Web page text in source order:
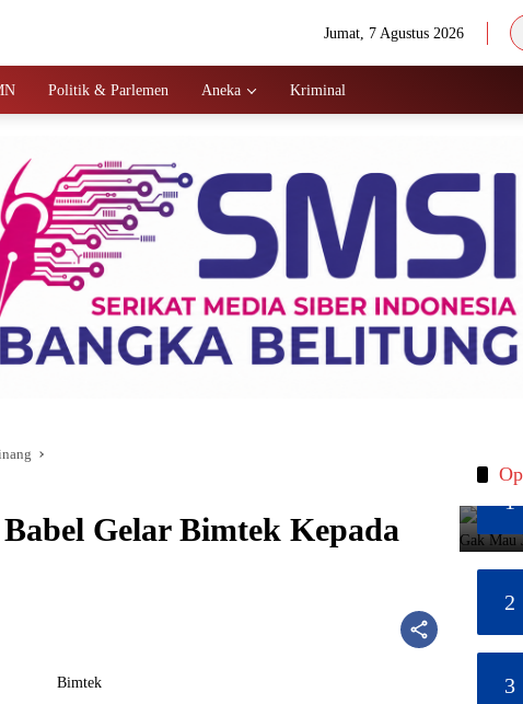
Jumat, 7 Agustus 2026
Politik & Parlemen Aneka Kriminal
Gelar Bimtek Kepada
1
2
3